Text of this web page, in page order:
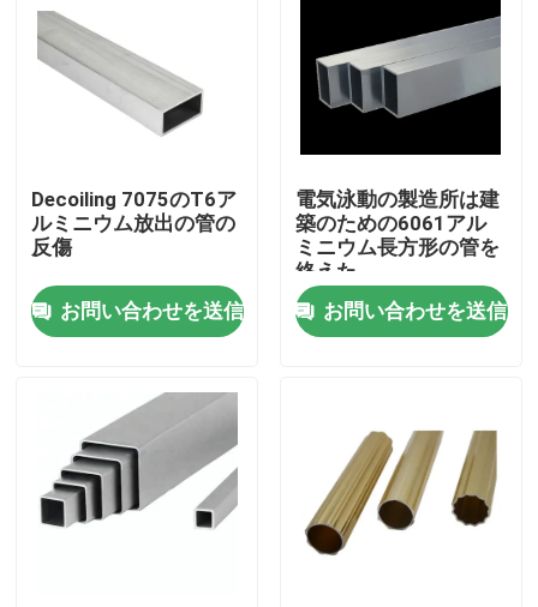
私達について
品質管理
私達に連絡しなさい
産業アルミニウム プロフィール
放出のアルミニウム プロフィール
Decoiling 7075のT6ア
ルミニウム放出の管の
反傷
お問い合わせを送信
電気泳動の製造所は建
築のための6061アル
ミニウム長方形の管を
終えた
お問い合わせを送信